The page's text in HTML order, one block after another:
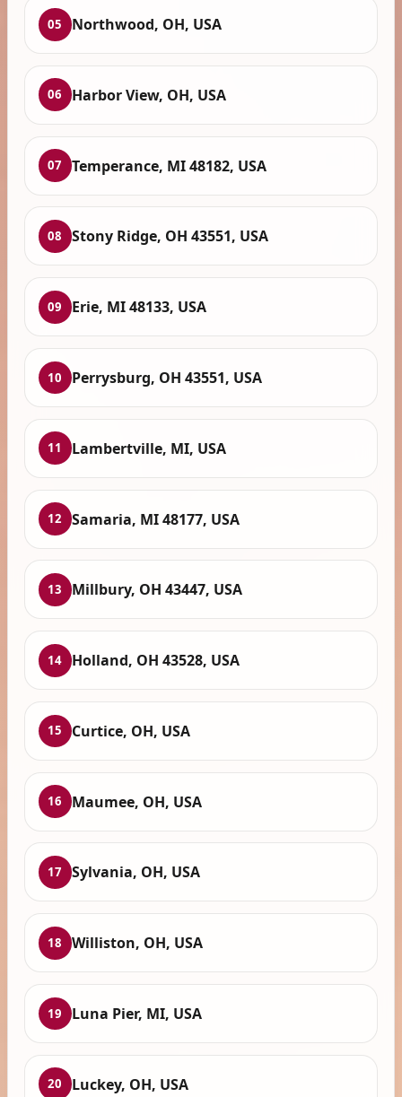
05 Northwood, OH, USA
06 Harbor View, OH, USA
07 Temperance, MI 48182, USA
08 Stony Ridge, OH 43551, USA
09 Erie, MI 48133, USA
10 Perrysburg, OH 43551, USA
11 Lambertville, MI, USA
12 Samaria, MI 48177, USA
13 Millbury, OH 43447, USA
14 Holland, OH 43528, USA
15 Curtice, OH, USA
16 Maumee, OH, USA
17 Sylvania, OH, USA
18 Williston, OH, USA
19 Luna Pier, MI, USA
20 Luckey, OH, USA